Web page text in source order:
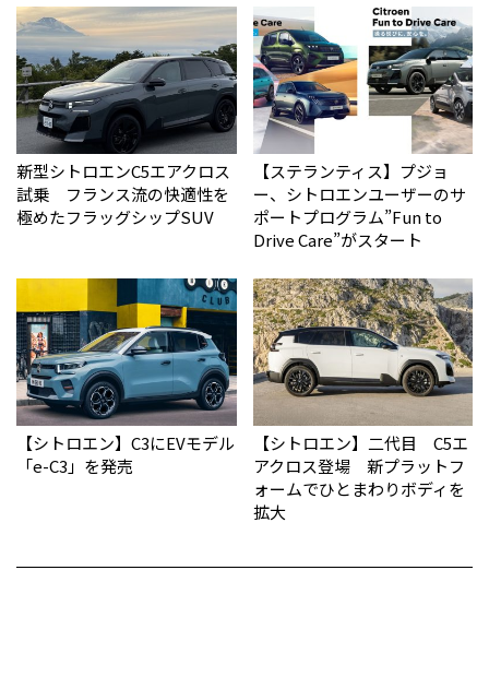
新型シトロエンC5エアクロス
試乗 フランス流の快適性を
極めたフラッグシップSUV
【ステランティス】プジョ
ー、シトロエンユーザーのサ
ポートプログラム”Fun to
Drive Care”がスタート
【シトロエン】C3にEVモデル
「e-C3」を発売
【シトロエン】二代目 C5エ
アクロス登場 新プラットフ
ォームでひとまわりボディを
拡大